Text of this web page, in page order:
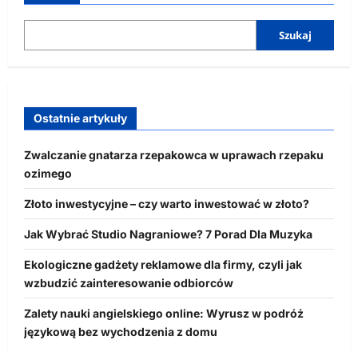
Szukaj
Ostatnie artykuły
Zwalczanie gnatarza rzepakowca w uprawach rzepaku
ozimego
Złoto inwestycyjne – czy warto inwestować w złoto?
Jak Wybrać Studio Nagraniowe? 7 Porad Dla Muzyka
Ekologiczne gadżety reklamowe dla firmy, czyli jak
wzbudzić zainteresowanie odbiorców
Zalety nauki angielskiego online: Wyrusz w podróż
językową bez wychodzenia z domu